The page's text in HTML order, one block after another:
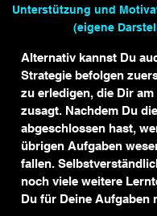
Unterstützung und
(eigene
Alternativ kannst Du
Strategie befolgen
zu erledigen, die Dir
zusagt. Nachdem Du
abgeschlossen hast,
übrigen Aufgaben
fallen.
noch viele weitere
Du für Deine Aufgaben
Kundenbewertungen
Meine